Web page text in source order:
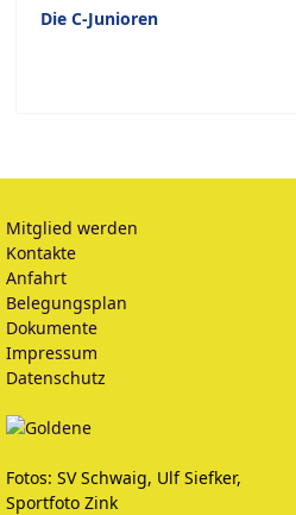
Die C-Junioren
Mitglied werden
Kontakte
Anfahrt
Belegungsplan
Dokumente
Impressum
Datenschutz
Fotos: SV Schwaig, Ulf Siefker,
Sportfoto Zink